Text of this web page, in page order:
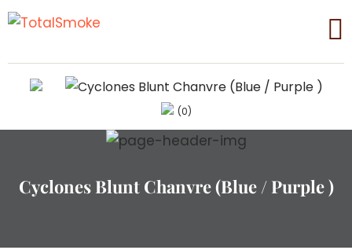
(0)
Cyclones Blunt Chanvre (Blue / Purple )